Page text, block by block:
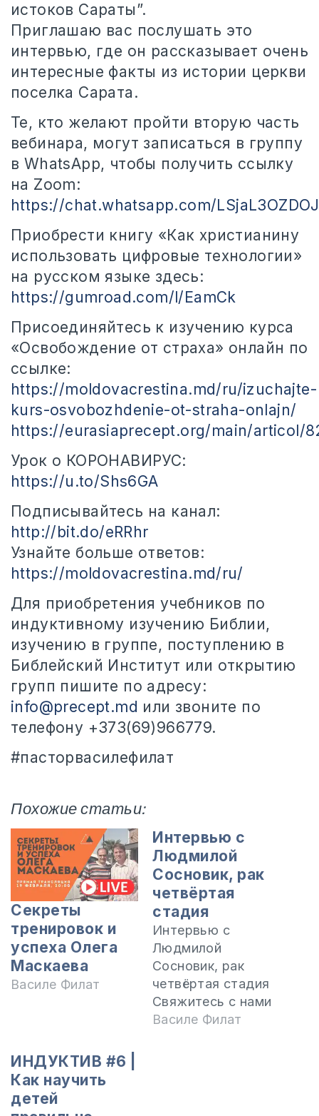
истоков Сараты”.
Приглашаю вас послушать это
интервью, где он рассказывает очень
интересные факты из истории церкви
поселка Сарата.
Те, кто желают пройти вторую часть
вебинара, могут записаться в группу
в WhatsApp, чтобы получить ссылку
на Zoom:
https://chat.whatsapp.com/
Приобрести книгу «Как христианину
использовать цифровые технологии»
на русском языке здесь:
https://gumroad.com/l/EamCk
Присоединяйтесь к изучению курса
«Освобождение от страха» онлайн по
ссылке:
https://moldovacrestina.md/ru/izuchajte-
kurs-osvobozhdenie-ot-straha-onlajn/
https://eurasiaprecept.org/main/articol/
Урок о КОРОНАВИРУС:
https://u.to/Shs6GA
Подписывайтесь на канал:
http://bit.do/eRRhr
Узнайте больше ответов:
https://moldovacrestina.md/ru/
Для приобретения учебников по
индуктивному изучению Библии,
изучению в группе, поступлению в
Библейский Институт или открытию
групп пишите по адресу:
info@precept.md или звоните по
телефону +373(69)966779.
#пасторвасилефилат
Похожие статьи:
Секреты
тренировок и
успеха Олега
Маскаева
Василе Филат
Интервью с
Людмилой
Сосновик, рак
четвёртая
стадия
Интервью с
Людмилой
Сосновик, рак
четвёртая стадия
Свяжитесь с нами
по поводу
Василе Филат
ИНДУКТИВ #6 |
Как научить
детей